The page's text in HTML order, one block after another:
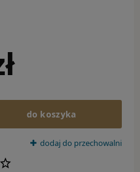
Marciano
Choo
Boss
kosztów płatności
do koszyka
dodaj do przechowalni